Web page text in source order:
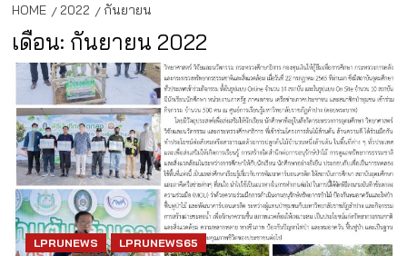
HOME 2022 กันยายน
เดือน: กันยายน 2022
LPRUNEWS
LPRUNEWS65